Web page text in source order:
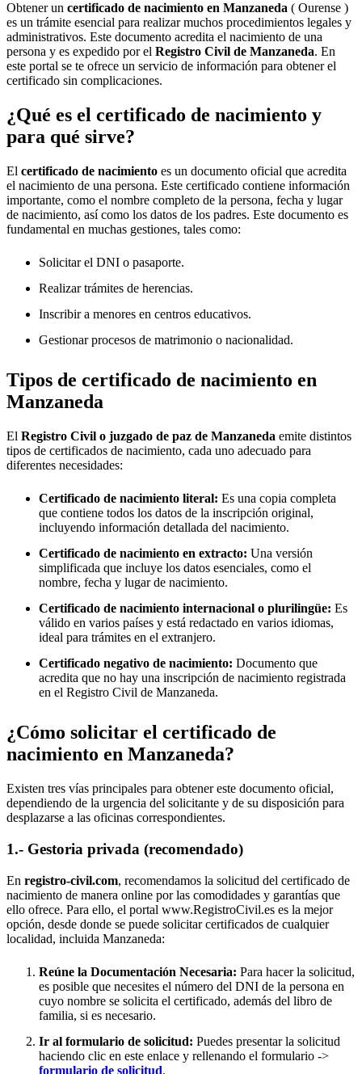
Obtener un certificado de nacimiento en Manzaneda ( Ourense )
es un trámite esencial para realizar muchos procedimientos legales y
administrativos. Este documento acredita el nacimiento de una
persona y es expedido por el Registro Civil de Manzaneda. En
este portal se te ofrece un servicio de información para obtener el
certificado sin complicaciones.
¿Qué es el certificado de nacimiento y
para qué sirve?
El certificado de nacimiento es un documento oficial que acredita
el nacimiento de una persona. Este certificado contiene información
importante, como el nombre completo de la persona, fecha y lugar
de nacimiento, así como los datos de los padres. Este documento es
fundamental en muchas gestiones, tales como:
Solicitar el DNI o pasaporte.
Realizar trámites de herencias.
Inscribir a menores en centros educativos.
Gestionar procesos de matrimonio o nacionalidad.
Tipos de certificado de nacimiento en
Manzaneda
El Registro Civil o juzgado de paz de Manzaneda emite distintos
tipos de certificados de nacimiento, cada uno adecuado para
diferentes necesidades:
Certificado de nacimiento literal: Es una copia completa
que contiene todos los datos de la inscripción original,
incluyendo información detallada del nacimiento.
Certificado de nacimiento en extracto: Una versión
simplificada que incluye los datos esenciales, como el
nombre, fecha y lugar de nacimiento.
Certificado de nacimiento internacional o plurilingüe: Es
válido en varios países y está redactado en varios idiomas,
ideal para trámites en el extranjero.
Certificado negativo de nacimiento: Documento que
acredita que no hay una inscripción de nacimiento registrada
en el Registro Civil de Manzaneda.
¿Cómo solicitar el certificado de
nacimiento en Manzaneda?
Existen tres vías principales para obtener este documento oficial,
dependiendo de la urgencia del solicitante y de su disposición para
desplazarse a las oficinas correspondientes.
1.- Gestoria privada (recomendado)
En registro-civil.com, recomendamos la solicitud del certificado de
nacimiento de manera online por las comodidades y garantías que
ello ofrece. Para ello, el portal www.RegistroCivil.es es la mejor
opción, desde donde se puede solicitar certificados de cualquier
localidad, incluida Manzaneda:
Reúne la Documentación Necesaria: Para hacer la solicitud,
es posible que necesites el número del DNI de la persona en
cuyo nombre se solicita el certificado, además del libro de
familia, si es necesario.
Ir al formulario de solicitud: Puedes presentar la solicitud
haciendo clic en este enlace y rellenando el formulario ->
formulario de solicitud.